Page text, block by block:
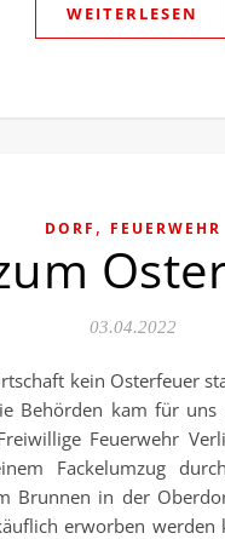
WEITERLESEN
DORF , FEUERWEHR
03.04.2022
kein Osterfeuer
Behörden kam für
Feuerwehr
Fackelumzug
Brunnen in der
erworben